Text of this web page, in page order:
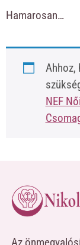
Hamarosan…
Ahhoz,
NEF